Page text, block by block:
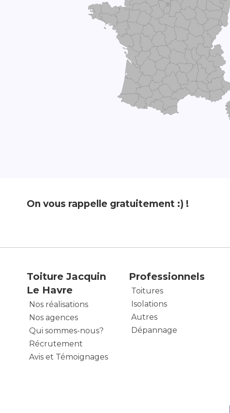
On vous rappelle gratuitement :) !
Toiture Jacquin
Le Havre
Nos réalisations
Nos agences
Qui sommes-nous?
Récrutement
Avis et Témoignages
Professionnels
Toitures
Isolations
Autres
Dépannage